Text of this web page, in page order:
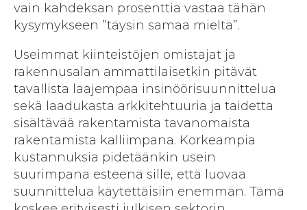
vain kahdeksan prosenttia vastaa tähän
kysymykseen ”täysin samaa mieltä”.
Useimmat kiinteistöjen omistajat ja
rakennusalan ammattilaisetkin pitävät
tavallista laajempaa insinöörisuunnittelua
sekä laadukasta arkkitehtuuria ja taidetta
sisältävää rakentamista tavanomaista
rakentamista kalliimpana. Korkeampia
kustannuksia pidetäänkin usein
suurimpana esteenä sille, että luovaa
suunnittelua käytettäisiin enemmän. Tämä